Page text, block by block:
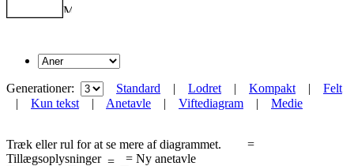
Generationer: Standard | Lodret | Kompakt | Felt
| Kun tekst | Anetavle | Viftediagram | Medie
Træk eller rul for at se mere af diagrammet.
=
Tillægsoplysninger
= Ny anetavle